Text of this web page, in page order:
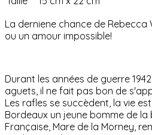
La derniene chance de Rebecca
ou un amour impossible!
Durant les années de guerre
aguets, il ne fait pas bon de
Les rafles se succèdent, la vie
Bordeaux un jeune bomme de
Française, Mare de la Morney,